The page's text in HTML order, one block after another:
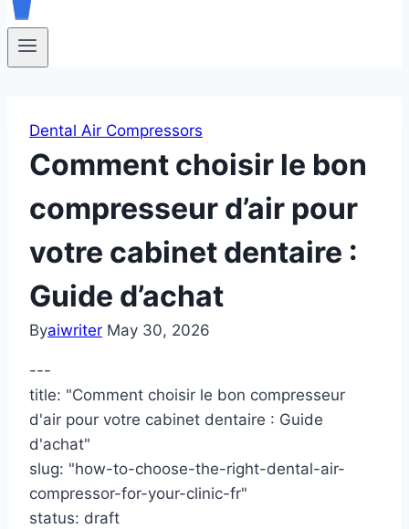
Dental Air Compressors
Comment choisir le bon
compresseur d’air pour
votre cabinet dentaire :
Guide d’achat
Byaiwriter May 30, 2026
---
title: "Comment choisir le bon compresseur
d'air pour votre cabinet dentaire : Guide
d'achat"
slug: "how-to-choose-the-right-dental-air-
compressor-for-your-clinic-fr"
status: draft